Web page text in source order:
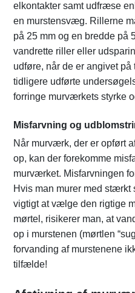
elkontakter samt udfræse
en murstensvæg. Rillerne
på 25 mm og en bredde på
vandrette riller eller
udføre, når de er angivet
tidligere udførte
forringe murværkets styrke
Misfarvning og
Når murværk, der er opført
op, kan der forekomme
murværket. Misfarvningen
Hvis man murer med stærkt
vigtigt at vælge den rigtige
mørtel, risikerer man, at
op i murstenen (mørtlen
forvanding af murstenene
tilfælde!